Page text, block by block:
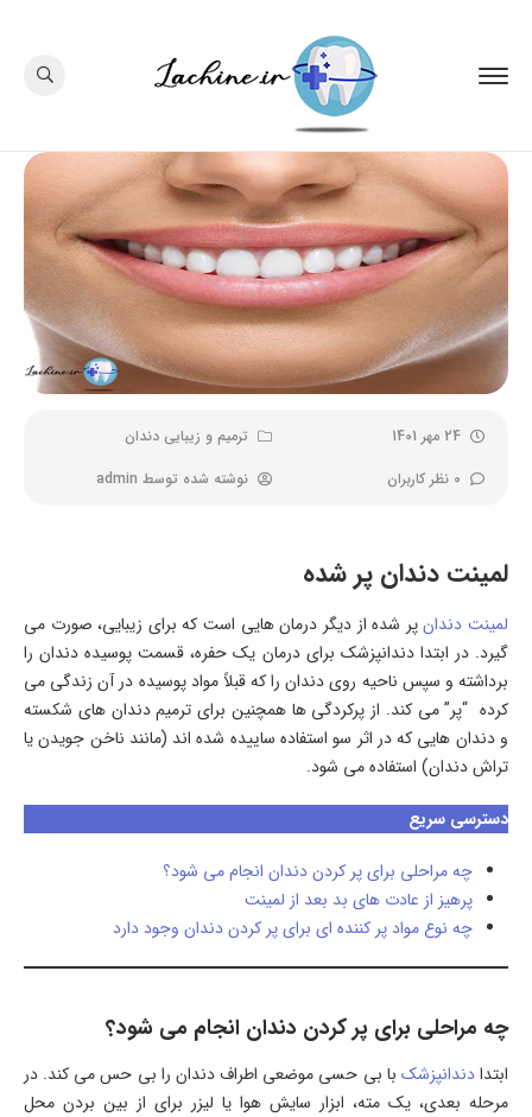
24 مهر 1401
ترمیم و زیبایی دندان
0 نظر کاربران
نوشته شده توسط admin
لمینت دندان پر شده
لمینت دندانپر شده از دیگر درمان هایی است که برای زیبایی، صورت می
گیرد. در ابتدا دندانپزشک برای درمان یک حفره، قسمت پوسیده دندان را
برداشته و سپس ناحیه روی دندان را که قبلاً مواد پوسیده در آن زندگی می
کرده “پر” می کند. از پرکردگی ها همچنین برای ترمیم دندان های شکسته
و دندان هایی که در اثر سو استفاده ساییده شده اند (مانند ناخن جویدن یا
تراش دندان) استفاده می شود.
دسترسی سریع
چه مراحلی برای پر کردن دندان انجام می شود؟
پرهیز از عادت های بد بعد از لمینت
چه نوع مواد پر کننده ای برای پر کردن دندان وجود دارد
چه مراحلی برای پر کردن دندان انجام می شود؟
ابتدادندانپزشک با بی حسی موضعی اطراف دندان را بی حس می کند. در
مرحله بعدی، یک مته، ابزار سایش هوا یا لیزر برای از بین بردن محل